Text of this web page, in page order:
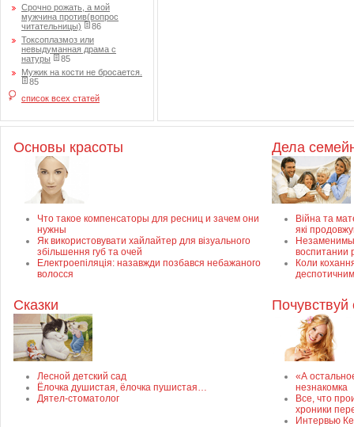
Срочно рожать, а мой
мужчина против(вопрос
читательницы)
86
Токсоплазмоз или
невыдуманная драма с
натуры
85
Мужик на кости не бросается.
85
список всех статей
Основы красоты
Что такое компенсаторы для ресниц и зачем они
нужны
Як використовувати хайлайтер для візуального
збільшення губ та очей
Електроепіляція: назавжди позбався небажаного
волосся
Дела
Війна та
які
воспитании
Коли
Сказки
Лесной детский сад
Ёлочка душистая, ёлочка пушистая…
Дятел-стоматолог
Почувствуй
«А
незнакомка
Все, что
хроники
Интервью